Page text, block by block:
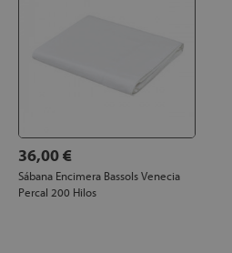
36,00 €
Sábana Encimera Bassols Venecia
Percal 200 Hilos